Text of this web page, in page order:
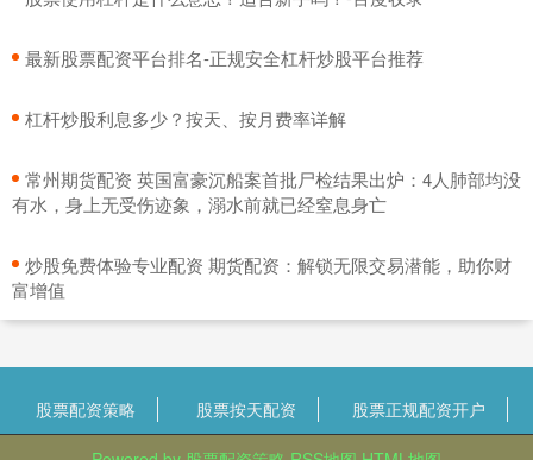
​最新股票配资平台排名-正规安全杠杆炒股平台推荐
​杠杆炒股利息多少？按天、按月费率详解
​常州期货配资 英国富豪沉船案首批尸检结果出炉：4人肺部均没
有水，身上无受伤迹象，溺水前就已经窒息身亡
​炒股免费体验专业配资 期货配资：解锁无限交易潜能，助你财
富增值
股票配资策略 股票按天配资 股票正规配资开户